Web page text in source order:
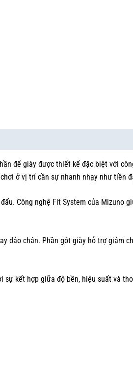
đế giày được thiết kế đặc biệt với
ở vị trí cần sự nhanh nhạy như tiền
Công nghệ Fit System của Mizuno
đảo chân. Phần gót giày hỗ trợ giảm
sự kết hợp giữa độ bền, hiệu suất và